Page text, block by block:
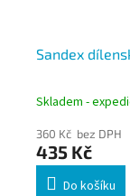
Sandex
Skladem -
360 Kč bez DPH
435 Kč
Do košíku